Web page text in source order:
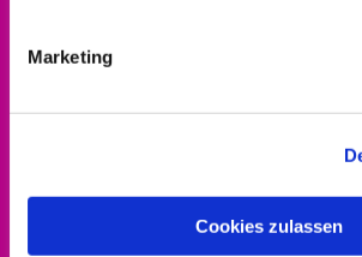
Marketing
Cookies zulassen